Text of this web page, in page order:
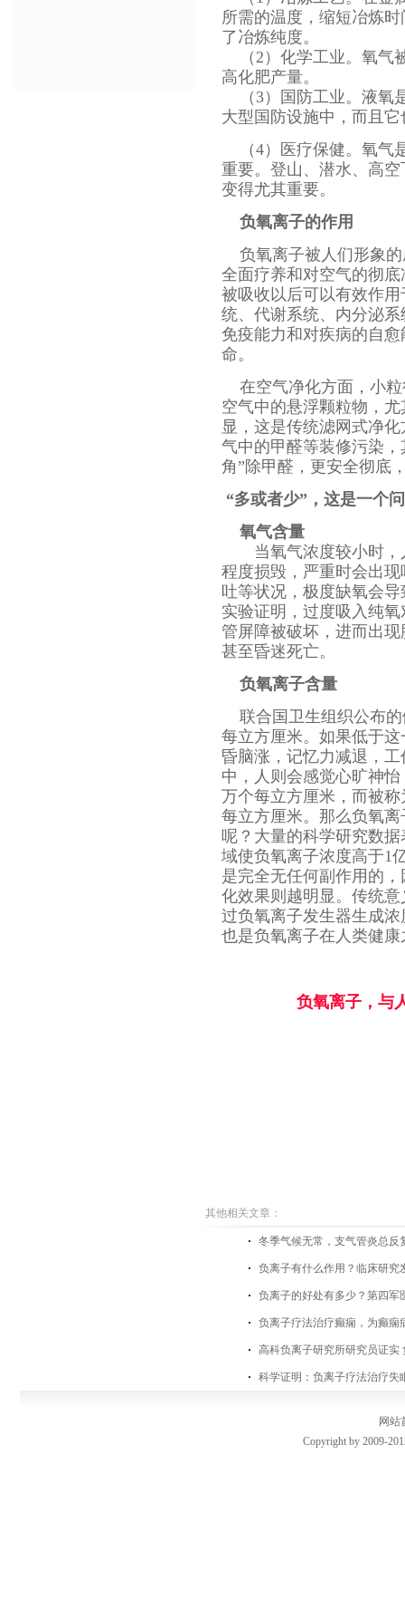
所需的温度，缩短冶炼
了冶炼纯度。
（2）化学工业。氧气
高化肥产量。
（3）国防工业。液氧
大型国防设施中，而且
（4）医疗保健。氧气
重要。登山、潜水、高
变得尤其重要。
负氧离子的作用
负氧离子被人们形象的
全面疗养和对空气的彻
被吸收以后可以有效作
统、代谢系统、内分泌
免疫能力和对疾病的自
命。
在空气净化方面，小粒
空气中的悬浮颗粒物，
显，这是传统滤网式净
气中的甲醛等装修污染
角”除甲醛，更安全彻底
“多或者少”，这是一个
氧气含量
当氧气浓度较小时，
程度损毁，严重时会出
吐等状况，极度缺氧会
实验证明，过度吸入纯
管屏障被破坏，进而出
甚至昏迷死亡。
负氧离子含量
联合国卫生组织公布的
每立方厘米。如果低于
昏脑涨，记忆力减退，
中，人则会感觉心旷神
万个每立方厘米，而被
每立方厘米。那么负氧
呢？大量的科学研究数
域使负氧离子浓度高于1
是完全无任何副作用的
化效果则越明显。传统
过负氧离子发生器生成
也是负氧离子在人类健
负氧离子，与
其他相关文章：
冬季气候无常，支气管炎总反
负离子有什么作用？临床研究
负离子的好处有多少？第四军
负离子疗法治疗癫痫，为癫痫
高科负离子研究所研究员证实
科学证明：负离子疗法治疗失
网站
Copyright by 2009-